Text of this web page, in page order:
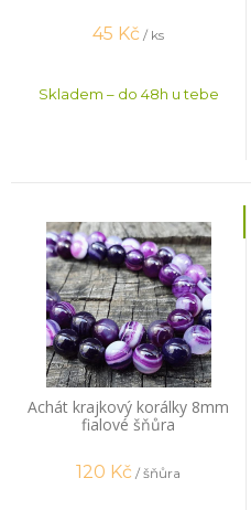
45 Kč / ks
Skladem – do 48h u tebe
Achát krajkový korálky 8mm
fialové šňůra
120 Kč / šňůra